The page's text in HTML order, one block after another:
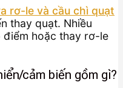
rơ-le và cầu chì quạt
thay quạt. Nhiều
hoặc thay rơ-le
cảm biến gồm gì?